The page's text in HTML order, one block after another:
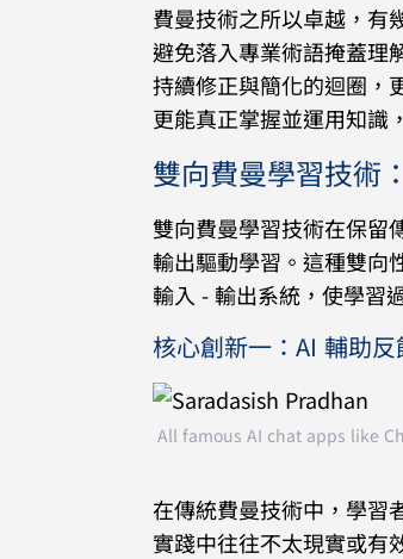
費曼技術之所以卓越，有
避免落入專業術語掩蓋理
持續修正與簡化的迴圈，
更能真正掌握並運用知識
雙向費曼學習技術
雙向費曼學習技術在保留
輸出驅動學習。這種雙向
輸入 - 輸出系統，使學習
核心創新一：AI 輔助反
All famous AI chat apps like
在傳統費曼技術中，學習
實踐中往往不太現實或有